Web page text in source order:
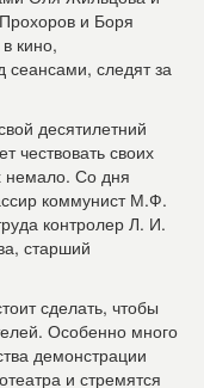
и Боря
кино,
сеансами, следят за
десятилетний
чествовать своих
немало. Со дня
коммунист М.Ф.
контролер Л. И.
старший
сделать, чтобы
Особенно много
демонстрации
и стремятся